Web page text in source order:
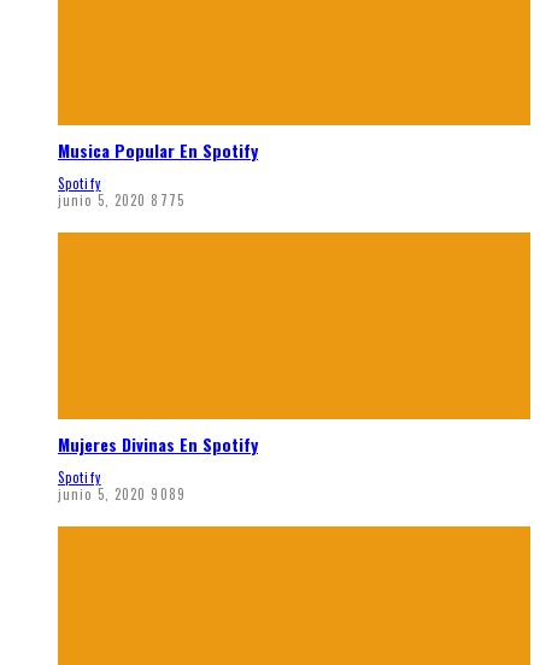
Musica Popular En Spotify
Spotify
junio 5, 2020 8775
Mujeres Divinas En Spotify
Spotify
junio 5, 2020 9089